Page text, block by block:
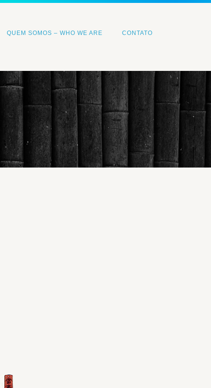
QUEM SOMOS – WHO WE ARE CONTATO